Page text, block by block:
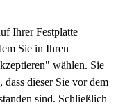
Ihrer Festplatte
Sie in Ihren
wählen. Sie
dieser Sie vor dem
sind. Schließlich